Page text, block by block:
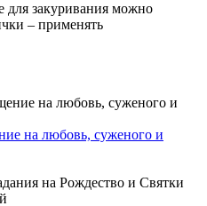
для закуривания можно
– применять
на любовь, суженого и